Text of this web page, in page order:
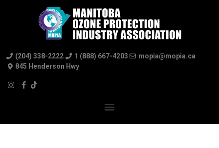
(204) 338-2222 1 (888) 667-4203
mopia@mopia.ca
845 Henderson Hwy